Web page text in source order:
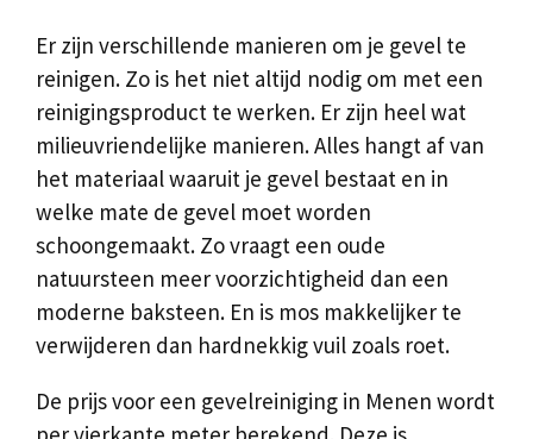
Er zijn verschillende manieren om je gevel te
reinigen. Zo is het niet altijd nodig om met een
reinigingsproduct te werken. Er zijn heel wat
milieuvriendelijke manieren. Alles hangt af van
het materiaal waaruit je gevel bestaat en in
welke mate de gevel moet worden
schoongemaakt. Zo vraagt een oude
natuursteen meer voorzichtigheid dan een
moderne baksteen. En is mos makkelijker te
verwijderen dan hardnekkig vuil zoals roet.
De prijs voor een gevelreiniging in Menen wordt